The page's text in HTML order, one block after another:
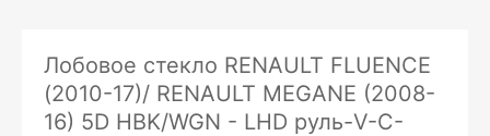
Лобовое стекло RENAULT FLUENCE
(2010-17)/ RENAULT MEGANE (2008-
16) 5D HBK/WGN - LHD руль-V-C-